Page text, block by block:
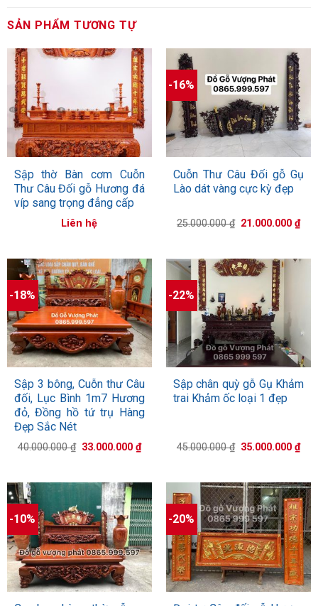
SẢN PHẨM TƯƠNG TỰ
Sập thờ Bàn cơm Cuỗn
Thư Câu Đối gỗ Hương đá
víp sang trọng đẳng cấp
Liên hệ
-16%
Cuỗn Thư Câu Đối gỗ Gụ
Lào dát vàng cực kỳ đẹp
25.000.000₫ Giá
21.000.000₫Giá
-18%
Sập 3 bông, Cuỗn thư Câu
đối, Lục Bình 1m7 Hương
đỏ, Đồng hồ tứ trụ Hàng
Đẹp Sắc Nét
40.000.000₫ Giá
33.000.000₫Giá
hiện
33.000.000 ₫.
-22%
Sập chân quỳ gỗ Gụ Khảm
trai Khảm ốc loại 1 đẹp
45.000.000₫ Giá
35.000.000₫Giá
-10% -20%